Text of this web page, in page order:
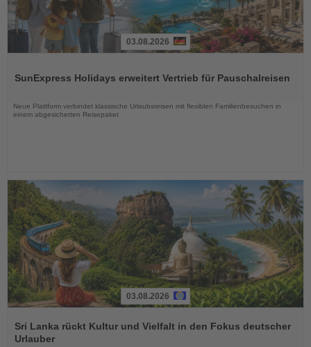
die
03.08.2026
SunExpress Holidays erweitert Vertrieb für Pauschalreisen
Neue Plattform verbindet klassische Urlaubsreisen mit flexiblen Familienbesuchen in
einem abgesicherten Reisepaket
Sie
die
03.08.2026
Sri Lanka rückt Kultur und Vielfalt in den Fokus deutscher
Urlauber